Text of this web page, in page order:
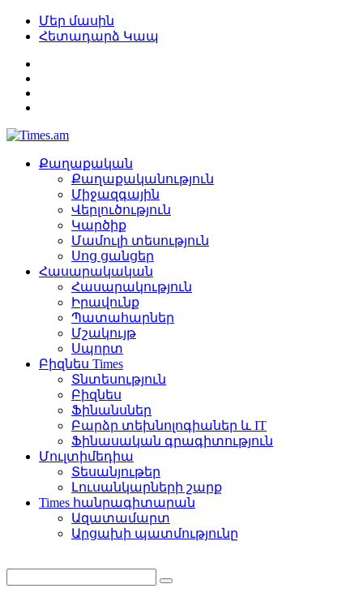
Մեր մասին
Հետադարձ Կապ
Քաղաքական
Քաղաքականություն
Միջազգային
Վերլուծություն
Կարծիք
Մամուլի տեսություն
Սոց ցանցեր
Հասարակական
Հասարակություն
Իրավունք
Պատահարներ
Մշակույթ
Սպորտ
Բիզնես Times
Տնտեսություն
Բիզնես
Ֆինանսներ
Բարձր տեխնոլոգիաներ և IT
Ֆինասական գրագիտություն
Մուլտիմեդիա
Տեսանյութեր
Լուսանկարների շարք
Times հանրագիտարան
Ազատամարտ
Արցախի պատմությունը